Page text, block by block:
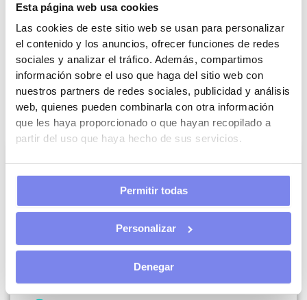
Esta página web usa cookies
Las cookies de este sitio web se usan para personalizar
el contenido y los anuncios, ofrecer funciones de redes
sociales y analizar el tráfico. Además, compartimos
información sobre el uso que haga del sitio web con
nuestros partners de redes sociales, publicidad y análisis
web, quienes pueden combinarla con otra información
que les haya proporcionado o que hayan recopilado a
partir del uso que haya hecho de sus servicios.
Permitir todas
Personalizar
Denegar
Programa de facturación
ME INTERESA
EMPRESAS
Desde
169,95€